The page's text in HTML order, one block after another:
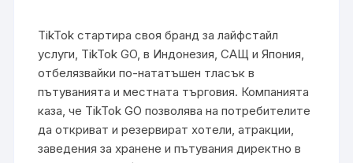
TikTok стартира своя бранд за лайфстайл
услуги, TikTok GO, в Индонезия, САЩ и Япония,
отбелязвайки по-нататъшен тласък в
пътуванията и местната търговия. Компанията
каза, че TikTok GO позволява на потребителите
да откриват и резервират хотели, атракции,
заведения за хранене и пътувания директно в